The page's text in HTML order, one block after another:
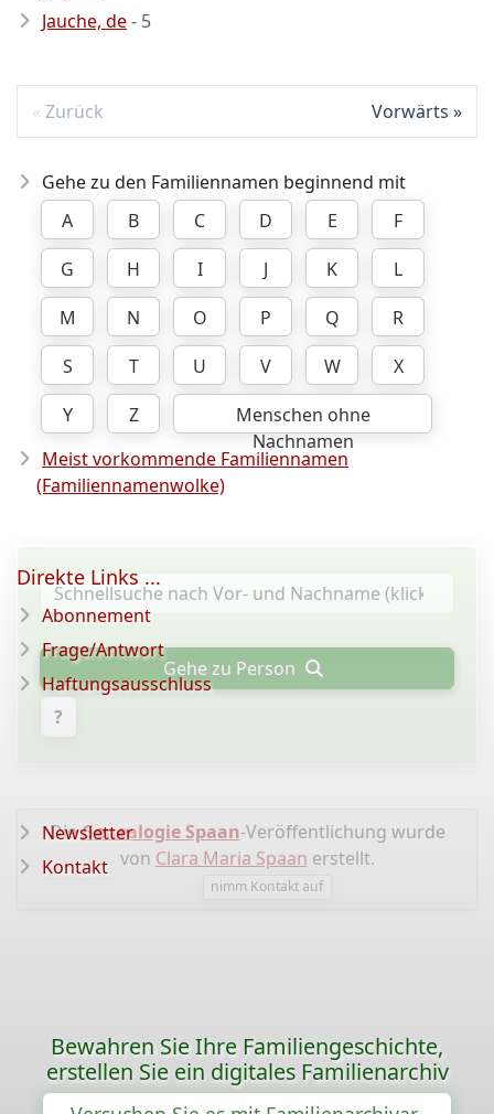
Jauche, de- 5
Zurück Vorwärts
Gehe zu den Familiennamen beginnend mit
A
B C D E
F
G
H I J K
L
M
N O P Q
R
S
T U V W
X
Y
Z
Menschen ohne
Nachnamen
Meist vorkommende Familiennamen
(Familiennamenwolke)
Gehe zu Person
?
DieGenealogie Spaan-Veröffentlichung wurde
von Clara Maria Spaan erstellt.
nimm Kontakt auf
Direkte Links ...
Abonnement
Frage/Antwort
Haftungsausschluss
Newsletter
Kontakt
Bewahren Sie Ihre Familiengeschichte,
erstellen Sie ein digitales Familienarchiv